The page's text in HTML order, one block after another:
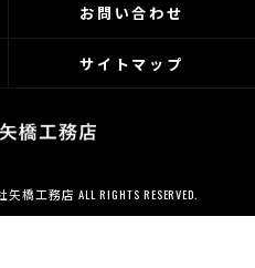
お問い合わせ
サイトマップ
工務店 ALL RIGHTS RESERVED.